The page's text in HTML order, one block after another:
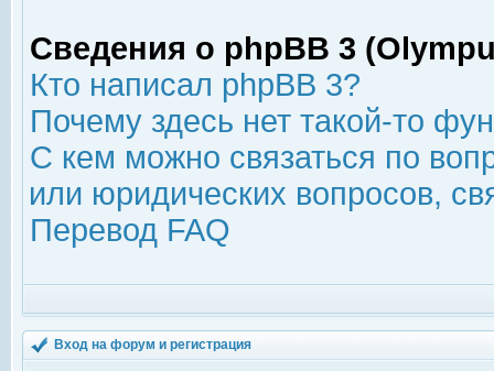
Сведения о phpBB 3
Кто написал phpBB 3?
Почему здесь нет такой-то
С кем можно связаться по
или юридических вопросов,
Перевод FAQ
Вход на форум и регистрация